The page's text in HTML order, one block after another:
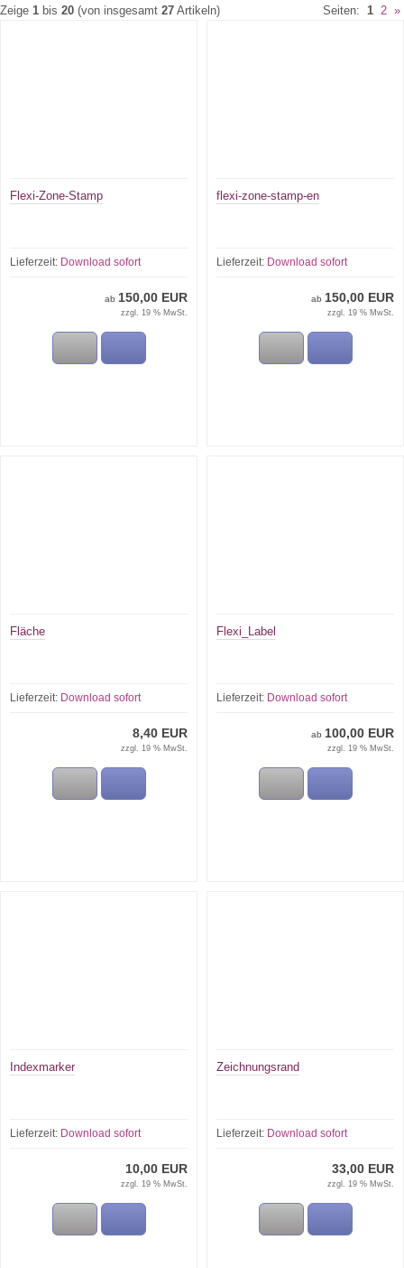
Zeige 1 bis 20 (von insgesamt 27 Artikeln) Seiten: 1 2 »
Flexi-Zone-Stamp
Lieferzeit: Download sofort
ab 150,00 EUR
zzgl. 19 % MwSt.
flexi-zone-stamp-en
Lieferzeit: Download sofort
ab 150,00 EUR
zzgl. 19 % MwSt.
Fläche
Lieferzeit: Download sofort
8,40 EUR
zzgl. 19 % MwSt.
Flexi_Label
Lieferzeit: Download sofort
ab 100,00 EUR
zzgl. 19 % MwSt.
Indexmarker
Lieferzeit: Download sofort
10,00 EUR
zzgl. 19 % MwSt.
Zeichnungsrand
Lieferzeit: Download sofort
33,00 EUR
zzgl. 19 % MwSt.